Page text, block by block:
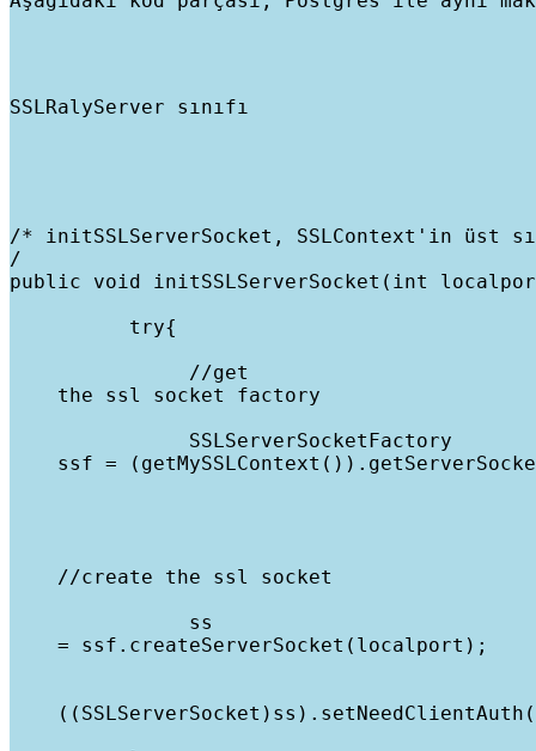
SSLRalyServer sınıfı
/* initSSLServerSocket, SSLContext'in üst
/
public void initSSLServerSocket(int
          try{
               //get
    the ssl socket factory
               SSLServerSocketFactory
ssf =
    //create the ssl socket
               ss
    = ssf.createServerSocket(localport);